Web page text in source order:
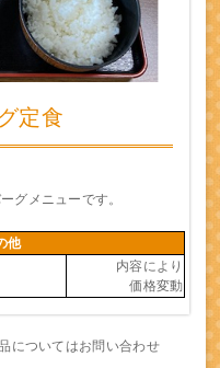
定食
グメニューです。
他
内容により
価格変動
についてはお問い合わせ